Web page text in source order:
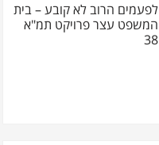
לפעמים הרוב לא קובע – בית
המשפט עצר פרויקט תמ"א
38